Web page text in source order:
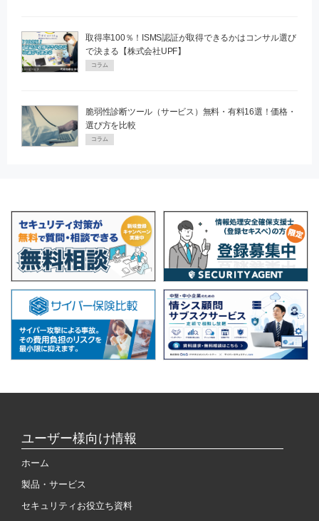
取得率100％！ISMS認証が取得できるかはコンサル選び
で決まる【株式会社UPF】
コラム
脆弱性診断ツール（サービス）無料・有料16選！価格・
選び方を比較
コラム
ユーザー様向け情報
ホーム
製品・サービス
セキュリティお役立ち資料